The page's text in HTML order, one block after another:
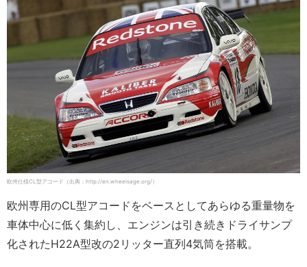
欧州仕様CL型アコード（出典：http://en.wheelsage.org/）
欧州専用のCL型アコードをベースとしてあらゆる重量物を
車体中心に低く集約し、エンジンは引き続きドライサンプ
化されたH22A型改の2リッター直列4気筒を搭載。